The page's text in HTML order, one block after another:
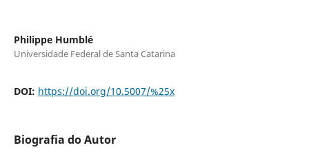
Philippe Humblé
Universidade Federal de Santa Catarina
DOI: https://doi.org/10.5007/%25x
Biografia do Autor